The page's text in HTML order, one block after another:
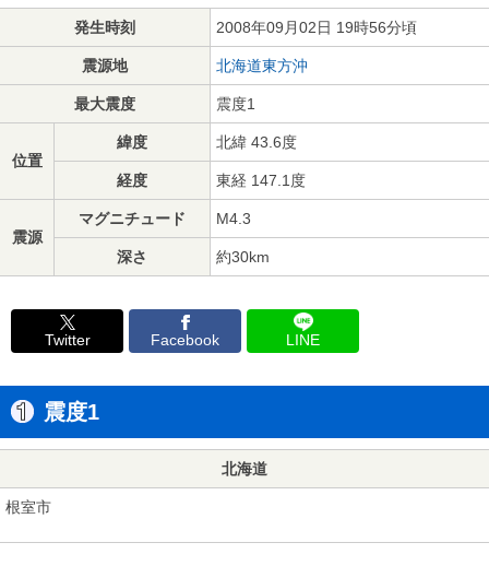
発生時刻 2008年09月02日 19時56分頃
震源地 北海道東方沖
最大震度 震度1
位置
緯度 北緯 43.6度
経度 東経 147.1度
震源
マグニチュード M4.3
深さ 約30km
Twitter Facebook LINE
震度1
北海道
根室市